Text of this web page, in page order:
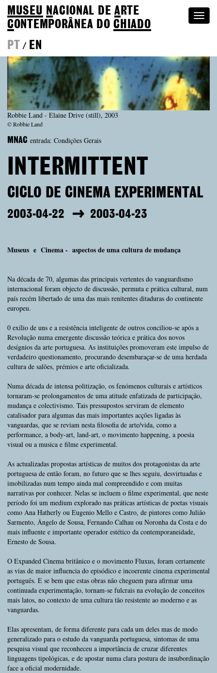
MUSEU NACIONAL DEA RTE
CONTEMPORÂNEA DOCHIADO
PT
/ EN
Robbie Land - Elaine Drive (still), 2003
© Robbie Land
MNAC entrada: Condições Gerais
INTERMITTENT
CICLO DE CINEMA EXPERIMENTAL
2003-04-22 2003-04-23
Museus e Cinema - aspectos de uma cultura de mudança
Na década de 70, algumas das principais vertentes do vanguardismo
internacional foram objecto de discussão, permuta e prática cultural, num
país recém libertado de uma das mais renitentes ditaduras do continente
europeu.
0 exílio de uns e a resistência inteligente de outros conciliou-se após a
Revolução numa emergente discussão teórica e prática dos novos
desígnios da arte portuguesa. As instituições promoveram este impulso de
verdadeiro questionamento, procurando desembaraçar-se de uma herdada
cultura de salões, prémios e arte oficializada.
Numa década de intensa politização, os fenómenos culturais e artísticos
tornaram-se prolongamentos de uma atitude enfatizada de participação,
mudança e colectivismo. Tais pressupostos serviram de elemento
catalisador para algumas das mais importantes acções ligadas às
vanguardas, que se reviam nesta filosofia de arte/vida, como a
performance, a body-art, land-art, o movimento happening, a poesia
visual ou a musica e filme experimental.
As actualizadas propostas artísticas de muitos dos protagonistas da arte
portuguesa de então foram, no futuro que se lhes seguiu, desvirtuadas e
imobilizadas num tempo ainda mal compreendido e com muitas
narrativas por conhecer. Nelas se incluem o filme experimental, que neste
período foi um medium explorado nas práticas artísticas de poetas visuais
como Ana Hatherly ou Eugenio Mello e Castro, de pintores como Julião
Sarmento, Ângelo de Sousa, Fernando Calhau ou Noronha da Costa e do
mais influente e importante operador estético da contemporaneidade,
Ernesto de Sousa.
O Expanded Cinema britânico e o movimento Fluxus, foram certamente
as vias de maior influencia do episódico e incoerente cinema experimental
português. E se bem que estas obras não cheguem para afirmar uma
continuada experimentação, tornam-se fulcrais na evolução de conceitos
mais latos, no contexto de uma cultura tão resistente ao moderno e as
vanguardas.
Elas apresentam, de forma diferente para cada um deles mas de modo
generalizado para o estudo da vanguarda portuguesa, sintomas de uma
pesquisa visual que reconheceu a importância de cruzar diferentes
linguagens tipológicas, e de apostar numa clara postura de insubordinação
face a oficial modernidade.